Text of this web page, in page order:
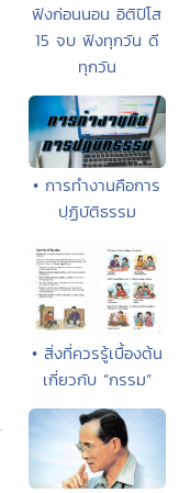
ฟังก่อนนอน อิติปิโส
15 จบ ฟังทุกวัน ดี
ทุกวัน
• การทำงานคือการ
ปฺฏิบัติธรรม
• สิ่งที่ควรรู้เบื้องต้น
เกี่ยวกับ “กรรม”